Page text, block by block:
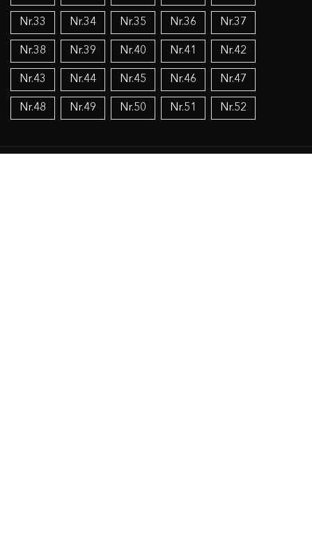
Nr.33 Nr.34 Nr.35 Nr.36 Nr.37
Nr.38 Nr.39 Nr.40 Nr.41 Nr.42
Nr.43 Nr.44 Nr.45 Nr.46 Nr.47
Nr.48 Nr.49 Nr.50 Nr.51 Nr.52